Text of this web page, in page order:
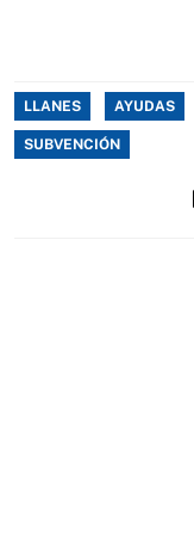
LLANES AYUDAS
SUBVENCIÓN